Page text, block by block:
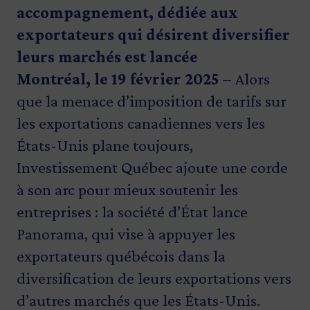
accompagnement, dédiée aux
exportateurs qui désirent diversifier
leurs marchés est lancée
Montréal, le 19 février 2025 – Alors
que la menace d’imposition de tarifs sur
les exportations canadiennes vers les
États-Unis plane toujours,
Investissement Québec ajoute une corde
à son arc pour mieux soutenir les
entreprises : la société d’État lance
Panorama, qui vise à appuyer les
exportateurs québécois dans la
diversification de leurs exportations vers
d’autres marchés que les États-Unis.